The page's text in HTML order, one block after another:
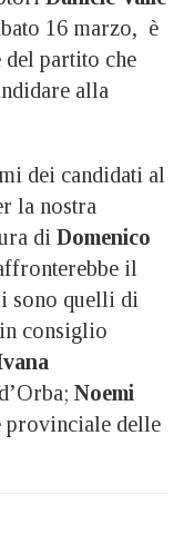
16 marzo, è
del partito che
alla
dei candidati al
la nostra
di Domenico
il
sono quelli di
consiglio
Noemi
provinciale delle